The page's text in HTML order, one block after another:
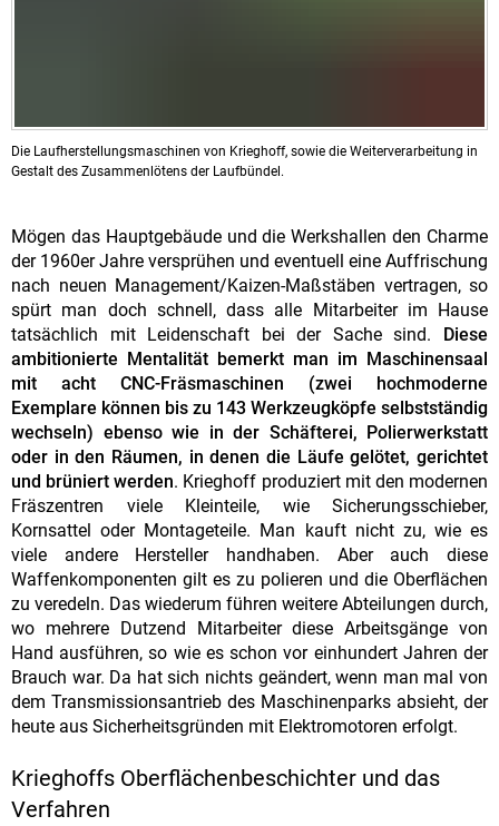
Die Laufherstellungsmaschinen von Krieghoff, sowie die Weiterverarbeitung in
Gestalt des Zusammenlötens der Laufbündel.
Mögen das Hauptgebäude und die Werkshallen den Charme
der 1960er Jahre versprühen und eventuell eine Auffrischung
nach neuen Management/Kaizen-Maßstäben vertragen, so
spürt man doch schnell, dass alle Mitarbeiter im Hause
tatsächlich mit Leidenschaft bei der Sache sind.
Diese
ambitionierte Mentalität bemerkt man im Maschinensaal
mit acht CNC-Fräsmaschinen (zwei hochmoderne
Exemplare können bis zu 143 Werkzeugköpfe selbstständig
wechseln) ebenso wie in der Schäfterei, Polierwerkstatt
oder in den Räumen, in denen die Läufe gelötet, gerichtet
und brüniert werden. Krieghoff produziert mit den modernen
Fräszentren viele Kleinteile, wie Sicherungsschieber,
Kornsattel oder Montageteile. Man kauft nicht zu, wie es
viele andere Hersteller handhaben. Aber auch diese
Waffenkomponenten gilt es zu polieren und die Oberflächen
zu veredeln. Das wiederum führen weitere Abteilungen durch,
wo mehrere Dutzend Mitarbeiter diese Arbeitsgänge von
Hand ausführen, so wie es schon vor einhundert Jahren der
Brauch war. Da hat sich nichts geändert, wenn man mal von
dem Transmissionsantrieb des Maschinenparks absieht, der
heute aus Sicherheitsgründen mit Elektromotoren erfolgt.
Krieghoffs Oberflächenbeschichter und das
Verfahren